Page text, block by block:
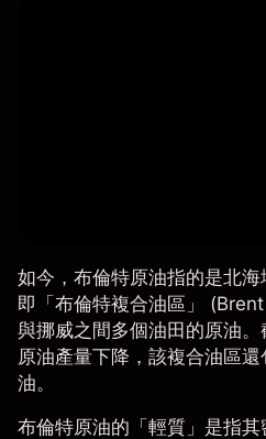
如今， 布倫特原油指的是北海
即「布倫特複合油區」
與挪威之間多個油田的原油
原油產量下降，該複合油區
油。
布倫特原油的「輕質」是指